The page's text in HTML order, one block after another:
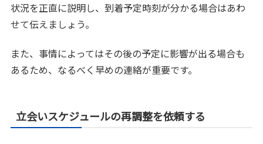
状況を正直に説明し、到着予定時刻が分かる場合はあわ
せて伝えましょう。
また、事情によってはその後の予定に影響が出る場合も
あるため、なるべく早めの連絡が重要です。
立会いスケジュールの再調整を依頼する